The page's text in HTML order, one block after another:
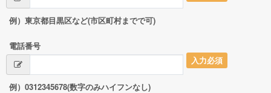
例）東京都目黒区など(市区町村までで可)
電話番号
入力必須
例）0312345678(数字のみハイフンなし)